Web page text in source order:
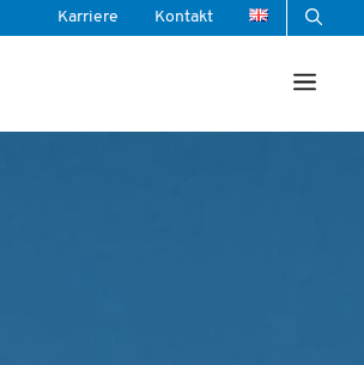
Karriere Kontakt